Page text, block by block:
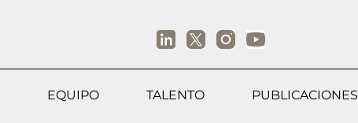
EQUIPO TALENTO PUBLICACIONES